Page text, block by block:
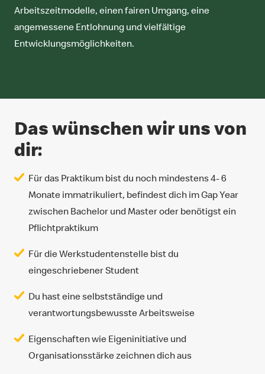
Arbeitszeitmodelle, einen fairen Umgang, eine
angemessene Entlohnung und vielfältige
Entwicklungsmöglichkeiten.
Das wünschen wir uns von
dir:
Für das Praktikum bist du noch mindestens 4- 6
Monate immatrikuliert, befindest dich im Gap Year
zwischen Bachelor und Master oder benötigst ein
Pflichtpraktikum
Für die Werkstudentenstelle bist du
eingeschriebener Student
Du hast eine selbstständige und
verantwortungsbewusste Arbeitsweise
Eigenschaften wie Eigeninitiative und
Organisationsstärke zeichnen dich aus